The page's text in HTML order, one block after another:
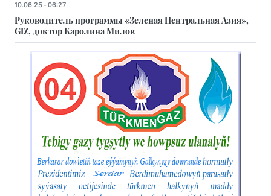
10.06.25 - 06:27
Руководитель программы «Зеленая Центральная Азия»,
GIZ, доктор Каролина Милов